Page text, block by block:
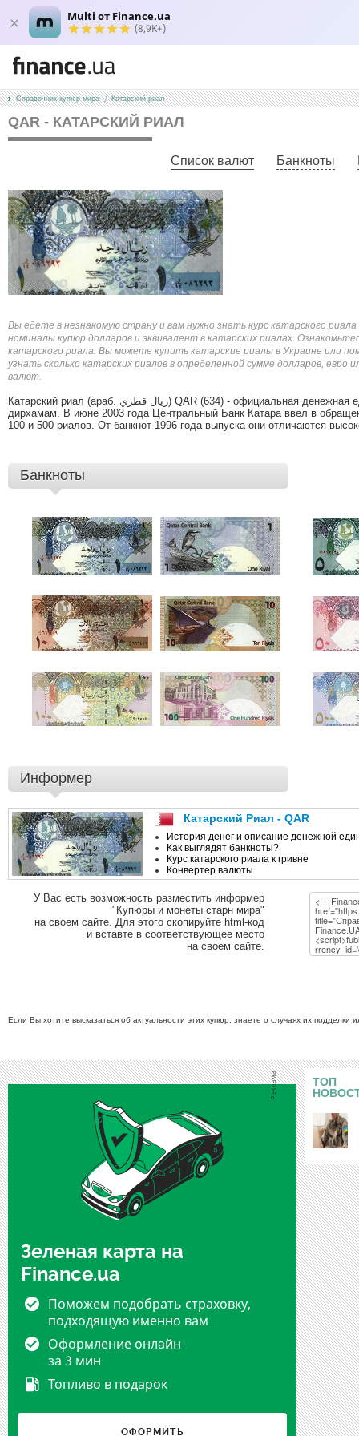
Multi от Finance.ua
(8,9K+)
Справочник купюр мира Катарский риал
QAR - КАТАРСКИЙ РИАЛ
Список валют Банкноты
Вы едете в незнакомую страну и вам нужно знать курс катарского
номиналы купюр долларов и эквивалент в катарских риалах.
катарского риала. Вы можете купить катарские риалы в Украине или
узнать сколько катарских риалов в определенной сумме долларов, евро
валют.
Катарский риал (араб. ريال قطري‎‎) QAR (634) - официальная денежная единица в Эмирате Катар, равная 100
дирхамам. В июне 2003 года Центральный Банк Катара ввел в
100 и 500 риалов. От банкнот 1996 года выпуска они отличаются
Банкноты
Информер
У Вас есть возможность разместить информер
"Купюры и монеты старн мира"
на своем сайте. Для этого скопируйте html-код
и вставте в соответствующее место
на своем сайте.
Если Вы хотите высказаться об актуальности этих купюр, знаете о случаях их
Зеленая карта на
Finance.ua
Поможем подобрать страховку,
подходящую именно вам
Оформление онлайн
за 3 мин
Топливо в подарок
ОФОРМИТЬ
ТОП